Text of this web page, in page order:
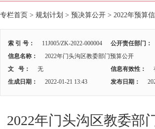
专栏首页 > 规划计划 > 预决算公开 > 2022年预算
索 引 号： 11J005/ZK-2022-000004 公开责任部门：
信息名称：
2022年门头沟区教委部门预算公开
文 号：
无 信息有效性：
生成日期：
2022-01-21 13:43 发布日期：
2022年门头沟区教委部